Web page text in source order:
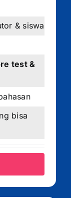
& siswa
test &
bisa